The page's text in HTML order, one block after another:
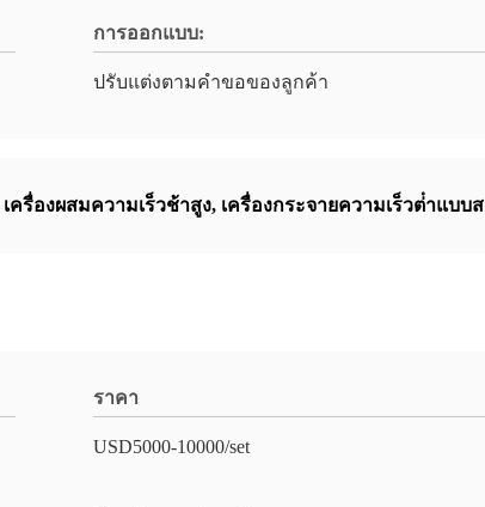
การออกแบบ:
ปรับแต่งตามคำขอของลูกค้า
เครื่องผสมความเร็วช้าสูง, เครื่องกระจายความเร็วต่ําแบบ
ราคา
USD5000-10000/set